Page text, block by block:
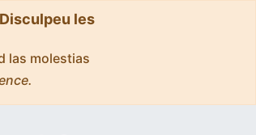
les
las molestias